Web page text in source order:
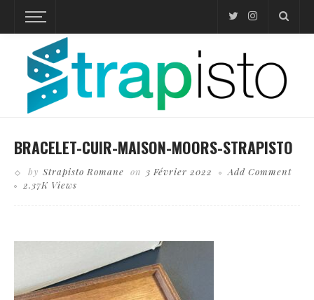
BRACELET-CUIR-MAISON-MOORS-STRAPISTO
by Strapisto Romane on 3 Février 2022
Add Comment
2.37K Views